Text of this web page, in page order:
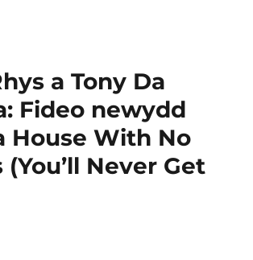
a Tony Da
Fideo newydd
House With No
Never Get